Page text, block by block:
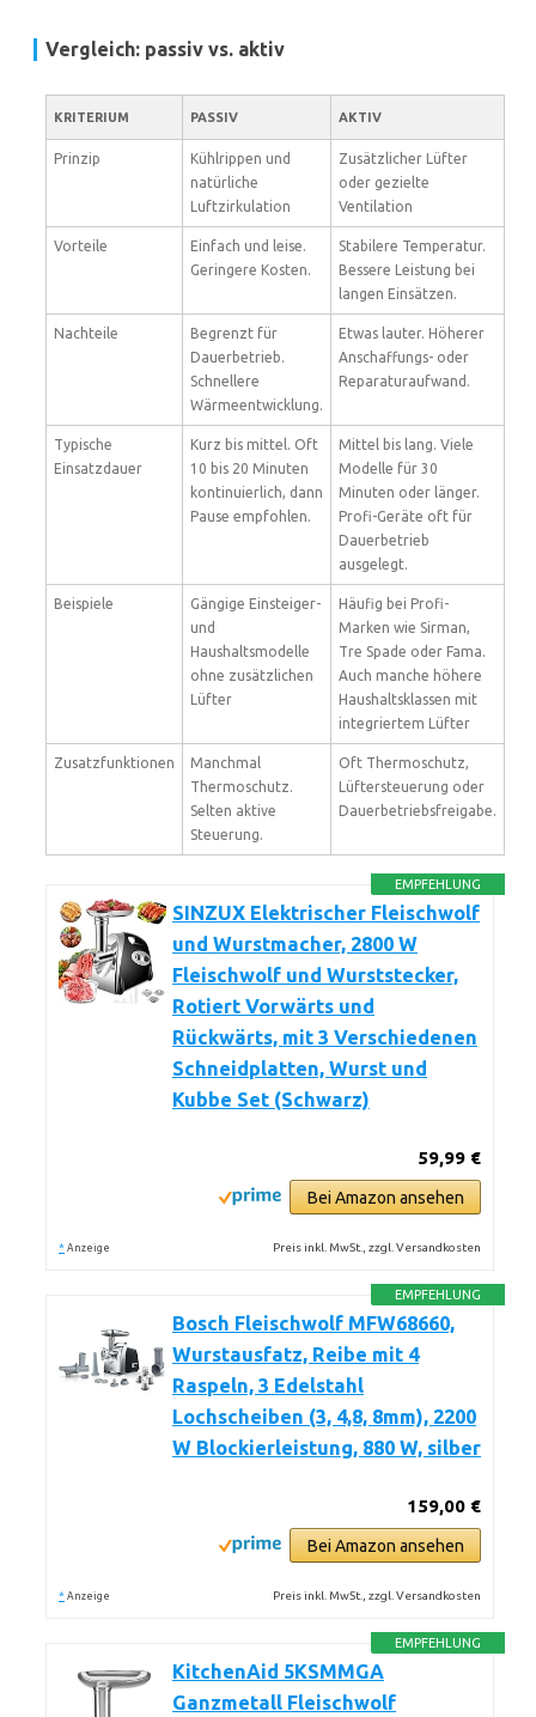
Vergleich: passiv vs. aktiv
KRITERIUM PASSIV AKTIV
Prinzip
Kühlrippen und
natürliche
Luftzirkulation
Zusätzlicher Lüfter
oder gezielte
Ventilation
Vorteile
Einfach und leise.
Geringere Kosten.
Stabilere Temperatur.
Bessere Leistung bei
langen Einsätzen.
Nachteile
Begrenzt für
Dauerbetrieb.
Schnellere
Wärmeentwicklung.
Etwas lauter. Höherer
Anschaffungs- oder
Reparaturaufwand.
Typische
Einsatzdauer
Kurz bis mittel. Oft
10 bis 20 Minuten
kontinuierlich, dann
Pause empfohlen.
Mittel bis lang. Viele
Modelle für 30
Minuten oder länger.
Profi-Geräte oft für
Dauerbetrieb
ausgelegt.
Beispiele
Gängige Einsteiger-
und
Haushaltsmodelle
ohne zusätzlichen
Lüfter
Häufig bei Profi-
Marken wie Sirman,
Tre Spade oder Fama.
Auch manche höhere
Haushaltsklassen mit
integriertem Lüfter
Zusatzfunktionen
Manchmal
Thermoschutz.
Selten aktive
Steuerung.
Oft Thermoschutz,
Lüftersteuerung oder
Dauerbetriebsfreigabe.
EMPFEHLUNG
SINZUX Elektrischer Fleischwolf
und Wurstmacher, 2800 W
Fleischwolf und Wurststecker,
Rotiert Vorwärts und
Rückwärts, mit 3 Verschiedenen
Schneidplatten, Wurst und
Kubbe Set (Schwarz)
59,99 €
Bei Amazon ansehen
* Anzeige Preis inkl. MwSt., zzgl. Versandkosten
EMPFEHLUNG
Bosch Fleischwolf MFW68660,
Wurstausfatz, Reibe mit 4
Raspeln, 3 Edelstahl
Lochscheiben (3, 4,8, 8mm), 2200
W Blockierleistung, 880 W, silber
159,00 €
Bei Amazon ansehen
* Anzeige Preis inkl. MwSt., zzgl. Versandkosten
EMPFEHLUNG
KitchenAid 5KSMMGA
Ganzmetall Fleischwolf